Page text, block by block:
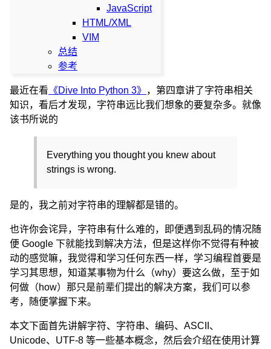
JavaScript
HTML/XML
VIM
总结
参考
最近在看 《Dive Into Python 3》 ，第四章讲了字符串相关
知识，看后才发现，字符串远比我们想象的要复杂多。就像
该书所说的
Everything you thought you knew about
strings is wrong.
是的，我之前对字符串的理解都是错的。
也许你会诧异，字符串有什么难的，即便遇到乱码的情况随
便 Google 下就能找到解决方法，但是这样你不觉得有种被
动的感觉嘛，我觉得和学习任何东西一样，学习编程首要是
学习其思想，知道某事物为什么（why）要这么做，至于如
何做（how）那只是前辈们提出的解决方案，我们可以参
考，随便掌握下来。
本文下面首先讲解字符、字符串、编码、ASCII、
Unicode、UTF-8 等一些基本概念，然后会介绍在使用计算